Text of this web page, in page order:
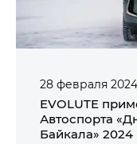
28 февраля 2024
EVOLUTE
Автоспорта
Байкала» 2024